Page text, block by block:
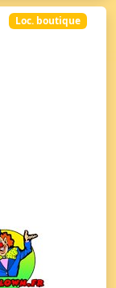
Loc. boutique